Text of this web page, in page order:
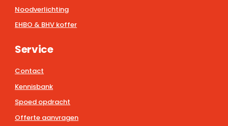
Noodverlichting
EHBO & BHV koffer
Service
Contact
Kennisbank
Spoed opdracht
Offerte aanvragen